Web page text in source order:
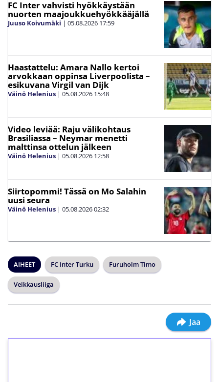
FC Inter vahvisti hyökkäystään
nuorten maajoukkuehyökkääjällä
Juuso Koivumäki | 05.08.2026 17:59
Haastattelu: Amara Nallo kertoi
arvokkaan oppinsa Liverpoolista –
esikuvana Virgil van Dijk
Väinö Helenius | 05.08.2026 15:48
Video leviää: Raju välikohtaus
Brasiliassa – Neymar menetti
malttinsa ottelun jälkeen
Väinö Helenius | 05.08.2026 12:58
Siirtopommi! Tässä on Mo Salahin
uusi seura
Väinö Helenius | 05.08.202602:32
AIHEET FC Inter Turku Furuholm Timo
Veikkausliiga
Jaa